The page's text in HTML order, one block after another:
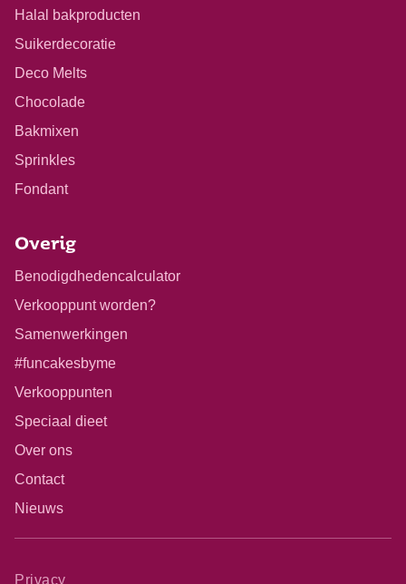
Halal bakproducten
Suikerdecoratie
Deco Melts
Chocolade
Bakmixen
Sprinkles
Fondant
Overig
Benodigdhedencalculator
Verkooppunt worden?
Samenwerkingen
#funcakesbyme
Verkooppunten
Speciaal dieet
Over ons
Contact
Nieuws
Privacy